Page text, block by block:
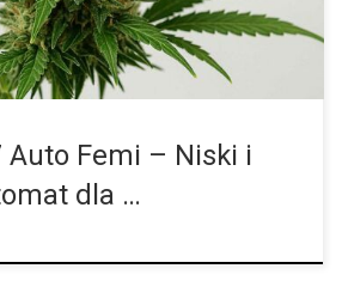
Auto Femi – Niski i
dla …